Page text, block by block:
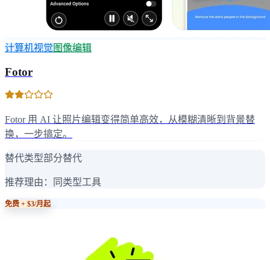
计算机视觉 图像编辑
Fotor
Fotor 用 AI 让照片编辑变得简单高效，从模糊清晰到背景替
换，一步搞定。
替代类型部分替代
推荐理由： 同类型工具
免费 + $3/月起